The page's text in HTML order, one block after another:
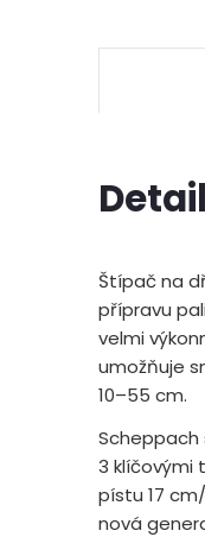
Štípač na
přípravu
velmi
umožňuje
10–55 cm.
Scheppach
3 klíčovými
pístu 17
nová